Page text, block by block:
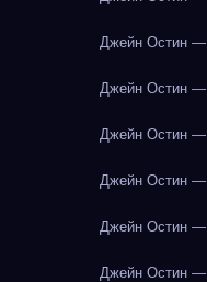
Джейн Остин —
Джейн Остин —
Джейн Остин —
Джейн Остин —
Джейн Остин —
Джейн Остин —